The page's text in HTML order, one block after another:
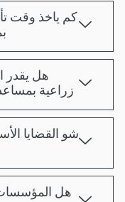
كم ياخذ وقت
هل يقدر
زراعية
شو القضايا
هل المؤسسات